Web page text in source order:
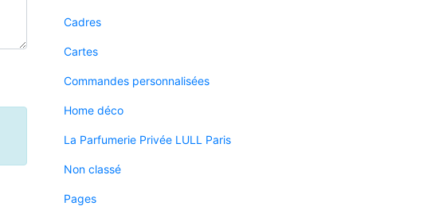
Cadres
Cartes
Commandes personnalisées
Home déco
La Parfumerie Privée LULL Paris
Non classé
Pages